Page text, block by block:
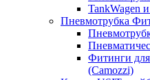
TankWagen
Пневмотрубка
Фитинги
(Camozzi)